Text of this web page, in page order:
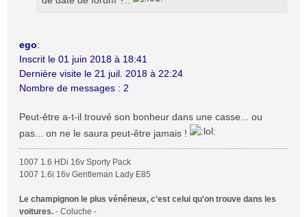
ego:
Inscrit le 01 juin 2018 à 18:41
Dernière visite le 21 juil. 2018 à 22:24
Nombre de messages : 2
Peut-être a-t-il trouvé son bonheur dans une casse... ou
pas... on ne le saura peut-être jamais !
1007 1.6 HDi 16v Sporty Pack
1007 1.6i 16v Gentleman Lady E85
Le champignon le plus vénéneux, c'est celui qu'on trouve dans les
voitures. - Coluche -